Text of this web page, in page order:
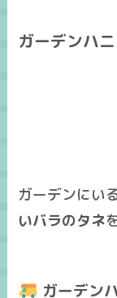
ガーデンハ
ガーデンにい
いバラのタネ
ガーデン